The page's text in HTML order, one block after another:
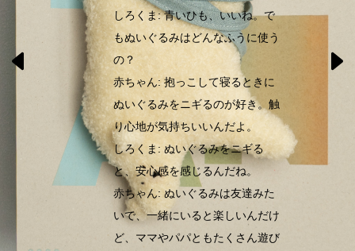
しろくま: 青いひも、いいね。で
もぬいぐるみはどんなふうに使う
の？
赤ちゃん: 抱っこして寝るときに
ぬいぐるみをニギるのが好き。触
り心地が気持ちいいんだよ。
しろくま: ぬいぐるみをニギる
と、安心感を感じるんだね。
赤ちゃん: ぬいぐるみは友達みた
いで、一緒にいると楽しいんだけ
ど、ママやパパともたくさん遊び